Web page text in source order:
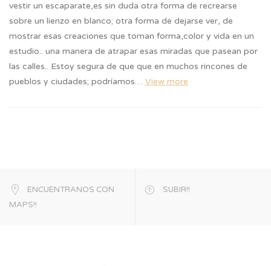
vestir un escaparate,es sin duda otra forma de recrearse
sobre un lienzo en blanco; otra forma de dejarse ver, de
mostrar esas creaciones que toman forma,color y vida en un
estudio.. una manera de atrapar esas miradas que pasean por
las calles.. Estoy segura de que que en muchos rincones de
pueblos y ciudades; podríamos… View more
ENCUENTRANOS CON
MAPS!!
SUBIR!!